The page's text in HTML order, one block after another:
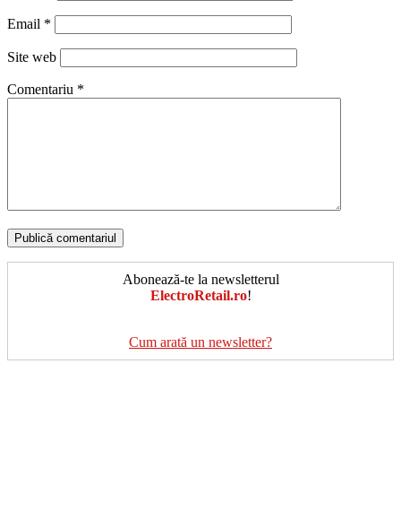
Email *
Site web
Comentariu *
Abonează-te la newsletterul
ElectroRetail.ro!
Cum arată un newsletter?